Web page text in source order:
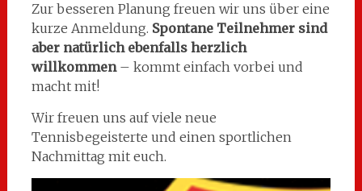
Zur besseren Planung freuen wir uns über eine
kurze Anmeldung. Spontane Teilnehmer sind
aber natürlich ebenfalls herzlich
willkommen– kommt einfach vorbei und
macht mit!
Wir freuen uns auf viele neue
Tennisbegeisterte und einen sportlichen
Nachmittag mit euch.